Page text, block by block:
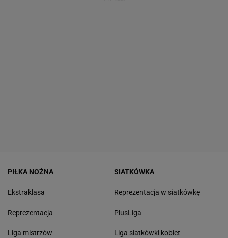
PIŁKA NOŻNA
Ekstraklasa
Reprezentacja
Liga mistrzów
SIATKÓWKA
Reprezentacja w siatkówkę
PlusLiga
Liga siatkówki kobiet